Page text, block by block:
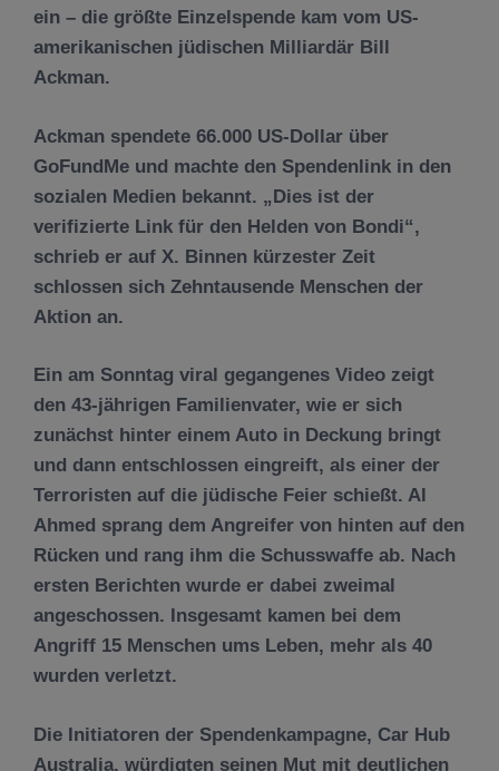
ein – die größte Einzelspende kam vom US-
amerikanischen jüdischen Milliardär Bill
Ackman.
Ackman spendete 66.000 US-Dollar über
GoFundMe und machte den Spendenlink in den
sozialen Medien bekannt. „Dies ist der
verifizierte Link für den Helden von Bondi“,
schrieb er auf X. Binnen kürzester Zeit
schlossen sich Zehntausende Menschen der
Aktion an.
Ein am Sonntag viral gegangenes Video zeigt
den 43-jährigen Familienvater, wie er sich
zunächst hinter einem Auto in Deckung bringt
und dann entschlossen eingreift, als einer der
Terroristen auf die jüdische Feier schießt. Al
Ahmed sprang dem Angreifer von hinten auf den
Rücken und rang ihm die Schusswaffe ab. Nach
ersten Berichten wurde er dabei zweimal
angeschossen. Insgesamt kamen bei dem
Angriff 15 Menschen ums Leben, mehr als 40
wurden verletzt.
Die Initiatoren der Spendenkampagne, Car Hub
Australia, würdigten seinen Mut mit deutlichen